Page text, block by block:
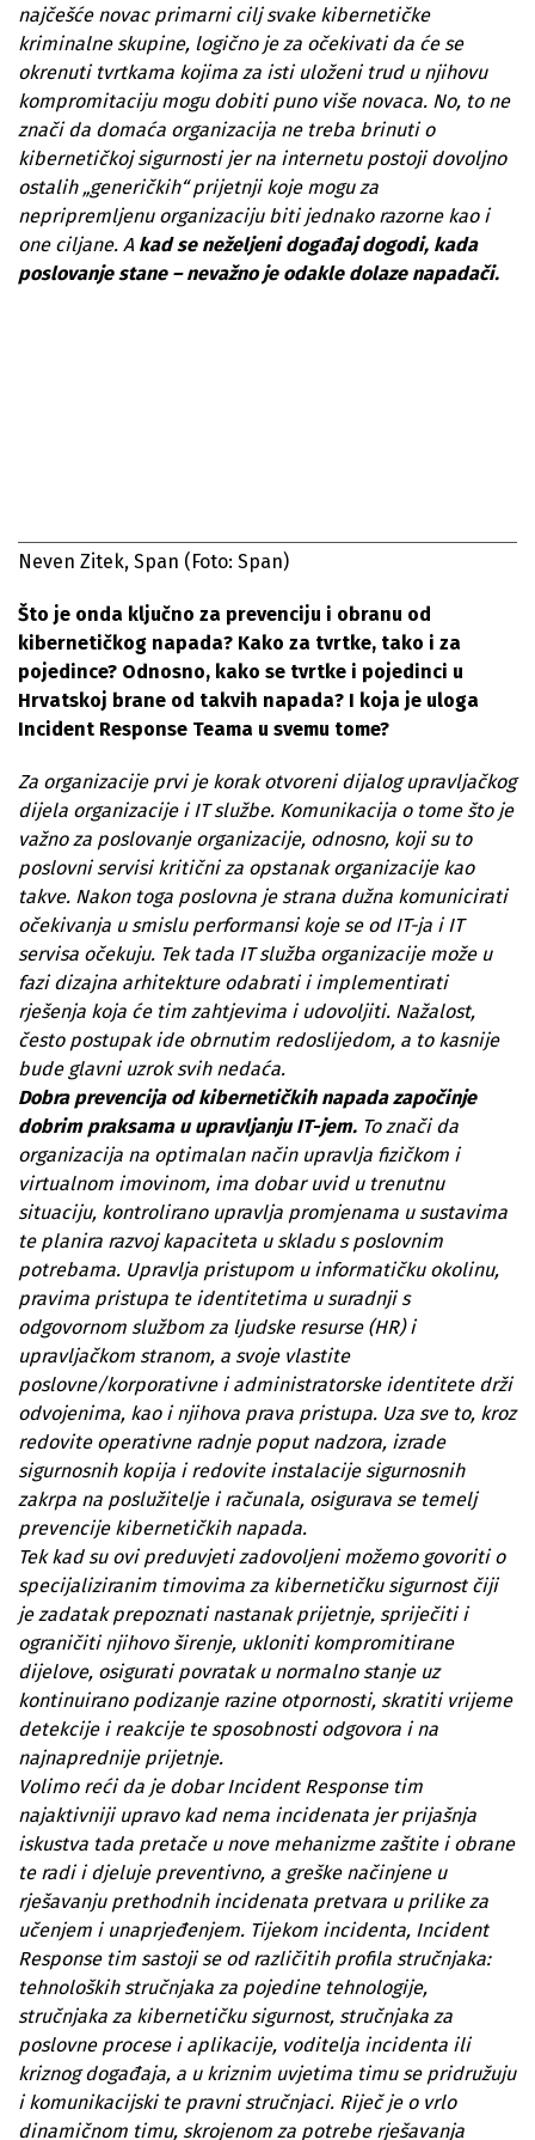
najčešće novac primarni cilj svake kibernetičke
kriminalne skupine, logično je za očekivati da će se
okrenuti tvrtkama kojima za isti uloženi trud u njihovu
kompromitaciju mogu dobiti puno više novaca. No, to ne
znači da domaća organizacija ne treba brinuti o
kibernetičkoj sigurnosti jer na internetu postoji dovoljno
ostalih „generičkih“ prijetnji koje mogu za
nepripremljenu organizaciju biti jednako razorne kao i
one ciljane. A kad se neželjeni događaj dogodi, kada
poslovanje stane – nevažno je odakle dolaze napadači.
Neven Zitek, Span (Foto: Span)
Što je onda ključno za prevenciju i obranu od
kibernetičkog napada? Kako za tvrtke, tako i za
pojedince? Odnosno, kako se tvrtke i pojedinci u
Hrvatskoj brane od takvih napada? I koja je uloga
Incident Response Teama u svemu tome?
Za organizacije prvi je korak otvoreni dijalog upravljačkog
dijela organizacije i IT službe. Komunikacija o tome što je
važno za poslovanje organizacije, odnosno, koji su to
poslovni servisi kritični za opstanak organizacije kao
takve. Nakon toga poslovna je strana dužna komunicirati
očekivanja u smislu performansi koje se od IT-ja i IT
servisa očekuju. Tek tada IT služba organizacije može u
fazi dizajna arhitekture odabrati i implementirati
rješenja koja će tim zahtjevima i udovoljiti. Nažalost,
često postupak ide obrnutim redoslijedom, a to kasnije
bude glavni uzrok svih nedaća.
Dobra prevencija od kibernetičkih napada započinje
dobrim praksama u upravljanju IT-jem. To znači da
organizacija na optimalan način upravlja fizičkom i
virtualnom imovinom, ima dobar uvid u trenutnu
situaciju, kontrolirano upravlja promjenama u sustavima
te planira razvoj kapaciteta u skladu s poslovnim
potrebama. Upravlja pristupom u informatičku okolinu,
pravima pristupa te identitetima u suradnji s
odgovornom službom za ljudske resurse (HR) i
upravljačkom stranom, a svoje vlastite
poslovne/korporativne i administratorske identitete drži
odvojenima, kao i njihova prava pristupa. Uza sve to, kroz
redovite operativne radnje poput nadzora, izrade
sigurnosnih kopija i redovite instalacije sigurnosnih
zakrpa na poslužitelje i računala, osigurava se temelj
prevencije kibernetičkih napada.
Tek kad su ovi preduvjeti zadovoljeni možemo govoriti o
specijaliziranim timovima za kibernetičku sigurnost čiji
je zadatak prepoznati nastanak prijetnje, spriječiti i
ograničiti njihovo širenje, ukloniti kompromitirane
dijelove, osigurati povratak u normalno stanje uz
kontinuirano podizanje razine otpornosti, skratiti vrijeme
detekcije i reakcije te sposobnosti odgovora i na
najnaprednije prijetnje.
Volimo reći da je dobar Incident Response tim
najaktivniji upravo kad nema incidenata jer prijašnja
iskustva tada pretače u nove mehanizme zaštite i obrane
te radi i djeluje preventivno, a greške načinjene u
rješavanju prethodnih incidenata pretvara u prilike za
učenjem i unaprjeđenjem. Tijekom incidenta, Incident
Response tim sastoji se od različitih profila stručnjaka:
tehnoloških stručnjaka za pojedine tehnologije,
stručnjaka za kibernetičku sigurnost, stručnjaka za
poslovne procese i aplikacije, voditelja incidenta ili
kriznog događaja, a u kriznim uvjetima timu se pridružuju
i komunikacijski te pravni stručnjaci. Riječ je o vrlo
dinamičnom timu, skrojenom za potrebe rješavanja